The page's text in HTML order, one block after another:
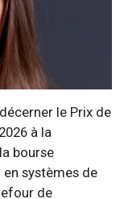
le Prix de
à la
bourse
systèmes de
de